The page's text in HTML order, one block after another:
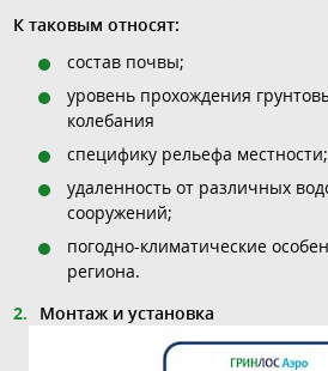
К таковым относят:
состав почвы;
уровень прохождения
колебания
специфику рельефа местности;
удаленность от различных
сооружений;
погодно-климатические
региона.
Монтаж и установка